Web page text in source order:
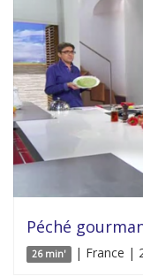
Péché
26 min' | France |